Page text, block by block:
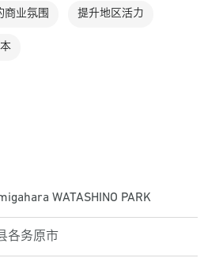
商业氛围 提升地区活力
WATASHINO PARK
各务原市